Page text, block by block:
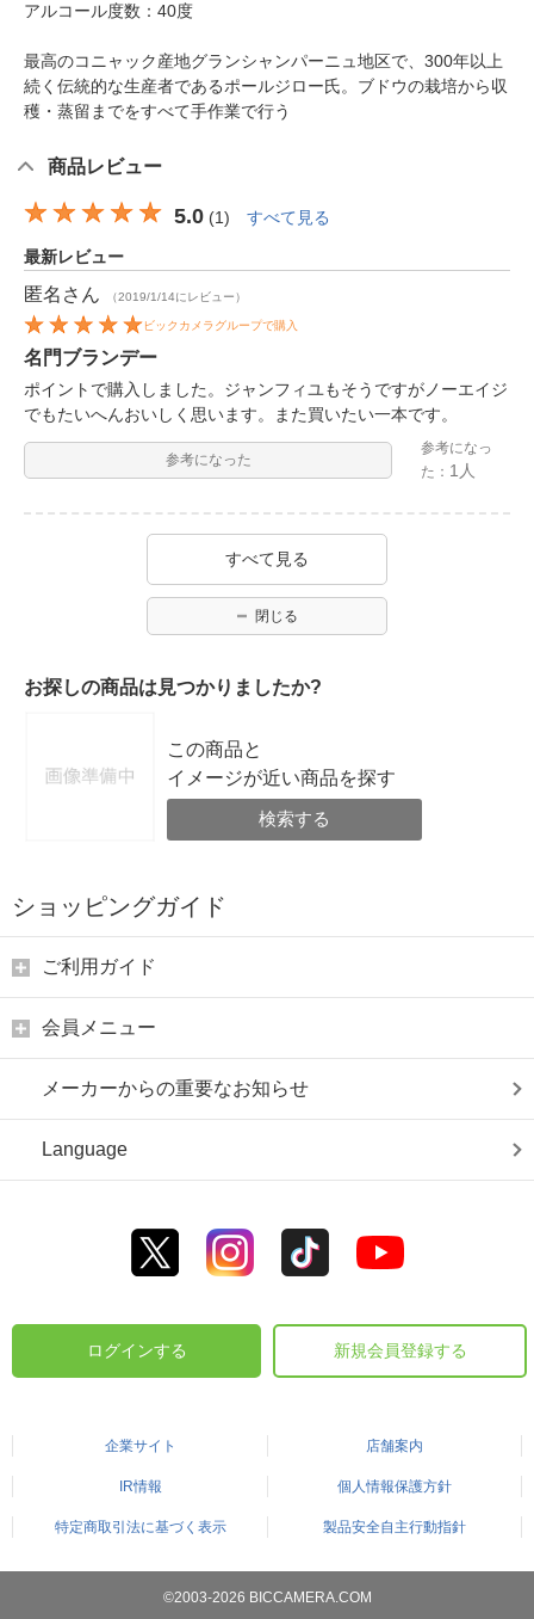
アルコール度数：40度
最高のコニャック産地グランシャンパーニュ地区で、300年以上
続く伝統的な生産者であるポールジロー氏。ブドウの栽培から収
穫・蒸留までをすべて手作業で行う
商品レビュー
5.0 (1) すべて見る
最新レビュー
匿名 さん （2019/1/14にレビュー）
ビックカメラグループで購入
名門ブランデー
ポイントで購入しました。ジャンフィユもそうですがノーエイジ
でもたいへんおいしく思います。また買いたい一本です。
参考になった
参考になっ
た： 1人
すべて見る
閉じる
お探しの商品は見つかりましたか?
この商品と
イメージが近い商品を探す
検索する
ショッピングガイド
ご利用ガイド
会員メニュー
メーカーからの重要なお知らせ
Language
ログインする 新規会員登録する
企業サイト 店舗案内
IR情報 個人情報保護方針
特定商取引法に基づく表示 製品安全自主行動指針
©2003-2026 BICCAMERA.COM